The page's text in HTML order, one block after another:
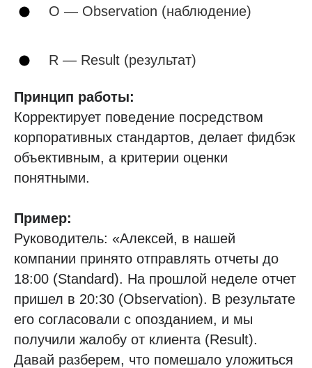
O — Observation (наблюдение)
R — Result (результат)
Принцип работы:
Корректирует поведение посредством
корпоративных стандартов, делает фидбэк
объективным, а критерии оценки
понятными.
Пример:
Руководитель: «Алексей, в нашей
компании принято отправлять отчеты до
18:00 (Standard). На прошлой неделе отчет
пришел в 20:30 (Observation). В результате
его согласовали с опозданием, и мы
получили жалобу от клиента (Result).
Давай разберем, что помешало уложиться